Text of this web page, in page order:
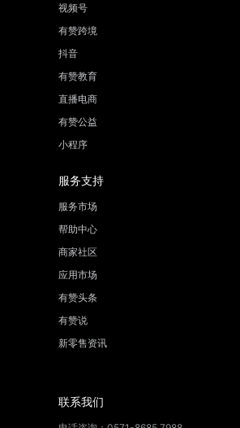
视频号
有赞跨境
抖音
有赞教育
直播电商
有赞公益
小程序
服务支持
服务市场
帮助中心
商家社区
应用市场
有赞头条
有赞说
新零售资讯
联系我们